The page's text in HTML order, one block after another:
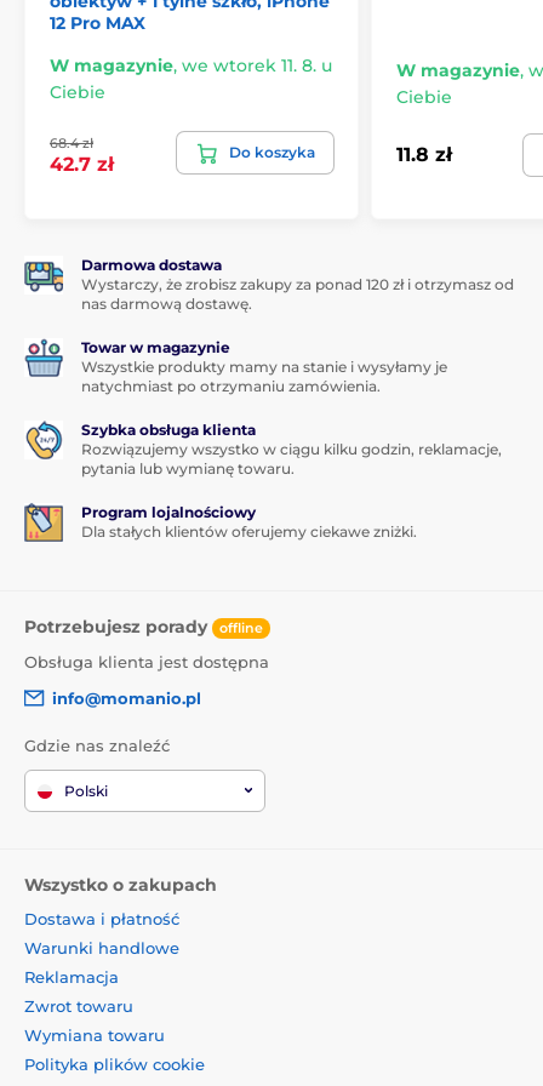
Grubość: 0,265 mm
kolorowej krawędzi)
Powłoka oleofobowa: Tak
Superelastyczny, niewidoczny, zapewnia doskonałą
jakość obrazu
Wilgotna ściereczka
Sucha ściereczka
Naklejki przeciwkurzowe
12 Pro MAX
W magazynie, we wtorek 11. 8. u
Ciebie
68.4 zł
42.7 zł
Do koszyka
W magazynie,
Ciebie
11.8 zł
Darmowa dostawa
Wystarczy, że zrobisz zakupy za ponad 120 zł i otrzymasz od
nas darmową dostawę.
Towar w magazynie
Wszystkie produkty mamy na stanie i wysyłamy je
natychmiast po otrzymaniu zamówienia.
Szybka obsługa klienta
Rozwiązujemy wszystko w ciągu kilku godzin, reklamacje,
pytania lub wymianę towaru.
Program lojalnościowy
Dla stałych klientów oferujemy ciekawe zniżki.
Potrzebujesz porady offline
Obsługa klienta jest dostępna
info@momanio.pl
Gdzie nas znaleźć
Polski
Wszystko o zakupach
Dostawa i płatność
Warunki handlowe
Reklamacja
Zwrot towaru
Wymiana towaru
Polityka plików cookie